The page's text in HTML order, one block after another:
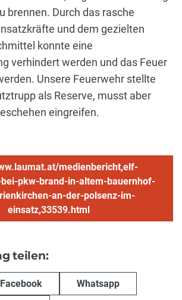
brennen. Durch das rasche
und dem gezielten
konnte eine
verhindert werden und das Feuer
Unsere Feuerwehr stellte
als Reserve, musst aber
eingreifen.
medienbericht,elf-
pkw-brand-in-altem-bauernhof-
an-der-polsenz-im-
einsatz,33539.html
teilen:
Facebook Whatsapp